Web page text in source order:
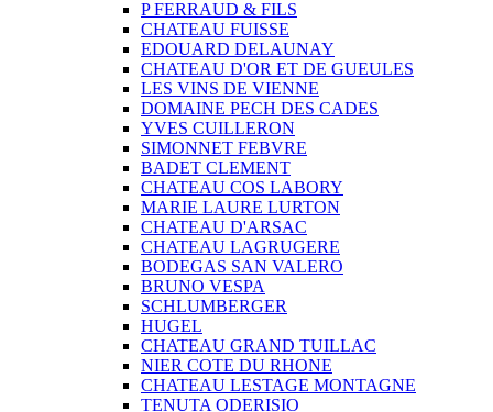
P FERRAUD & FILS
CHATEAU FUISSE
EDOUARD DELAUNAY
CHATEAU D'OR ET DE GUEULES
LES VINS DE VIENNE
DOMAINE PECH DES CADES
YVES CUILLERON
SIMONNET FEBVRE
BADET CLEMENT
CHATEAU COS LABORY
MARIE LAURE LURTON
CHATEAU D'ARSAC
CHATEAU LAGRUGERE
BODEGAS SAN VALERO
BRUNO VESPA
SCHLUMBERGER
HUGEL
CHATEAU GRAND TUILLAC
NIER COTE DU RHONE
CHATEAU LESTAGE MONTAGNE
TENUTA ODERISIO